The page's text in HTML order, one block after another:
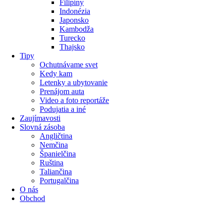
Filipíny
Indonézia
Japonsko
Kambodža
Turecko
Thajsko
Tipy
Ochutnávame svet
Kedy kam
Letenky a ubytovanie
Prenájom auta
Video a foto reportáže
Podujatia a iné
Zaujímavosti
Slovná zásoba
Angličtina
Nemčina
Španielčina
Ruština
Taliančina
Portugalčina
O nás
Obchod